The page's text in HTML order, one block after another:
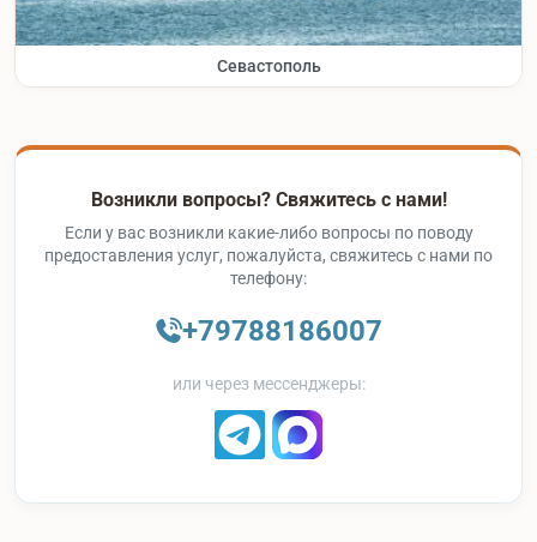
Севастополь
Возникли вопросы? Свяжитесь с нами!
Если у вас возникли какие-либо вопросы по поводу
предоставления услуг, пожалуйста, свяжитесь с нами по
телефону:
+79788186007
или через мессенджеры: